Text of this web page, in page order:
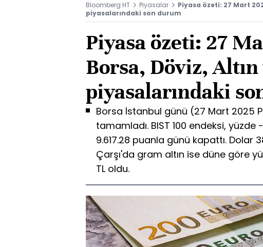
Bloomberg HT Piyasalar
Piyasa özeti: 27 Mart
piyasalarındaki son durum
Piyasa özeti: 27
Borsa, Döviz,
piyasalarındaki
Borsa İstanbul günü (27 Mart 2025
tamamladı. BIST 100 endeksi,
9.617.28 puanla günü kapattı. Dolar
Çarşı'da gram altın ise düne göre
TL oldu.